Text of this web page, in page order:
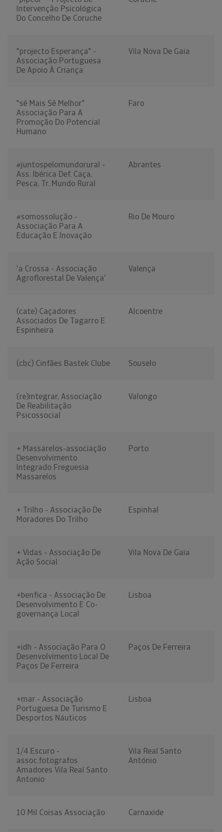
Intervenção Psicológica
Do Concelho De Coruche
"projecto Esperança" -
Associação Portuguesa
De Apoio À Criança
Vila Nova De Gaia
"sê Mais Sê Melhor"
Associação Para A
Promoção Do Potencial
Humano
Faro
#juntospelomundorural -
Ass. Ibérica Def. Caça,
Pesca, Tr. Mundo Rural
Abrantes
#somossolução -
Associação Para A
Educação E Inovação
Rio De Mouro
'a Crossa - Associação
Agroflorestal De Valença'
Valença
(cate) Caçadores
Associados De Tagarro E
Espinheira
Alcoentre
(cbc) Cinfães Bastek Clube Souselo
(re)integrar, Associação
De Reabilitação
Psicossocial
Valongo
+ Massarelos-associação
Desenvolvimento
Integrado Freguesia
Massarelos
Porto
+ Trilho - Associação De
Moradores Do Trilho
Espinhal
+ Vidas - Associação De
Ação Social
Vila Nova De Gaia
+benfica - Associação De
Desenvolvimento E Co-
governança Local
Lisboa
+idh - Associação Para O
Desenvolvimento Local De
Paços De Ferreira
Paços De Ferreira
+mar - Associação
Portuguesa De Turismo E
Desportos Náuticos
Lisboa
1/4 Escuro -
assoc.fotografos
Amadores Vila Real Santo
Antonio
Vila Real Santo
António
10 Mil Coisas Associação Carnaxide